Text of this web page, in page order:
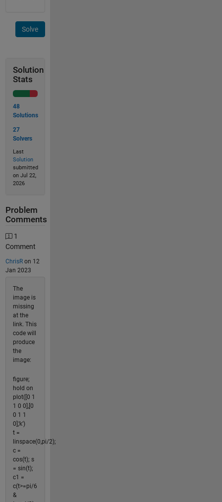
Solve
Solution
Stats
48
Solutions
27
Solvers
Last
Solution
submitted
on Jul 22,
2026
Problem
Comments
1
Comment
ChrisRon 12
Jan 2023
The
image is
missing
at the
link. This
code will
produce
the
image:
figure;
hold on
plot([0 1
1 0 0],[0
0 1 1
0],'k')
t =
linspace(0,pi/2);
c =
cos(t); s
= sin(t);
c1 =
c(t>=pi/6
&